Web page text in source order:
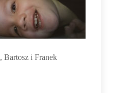
Bartosz i Franek